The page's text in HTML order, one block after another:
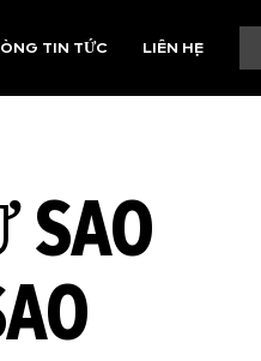
TIN TỨC LIÊN HỆ
SAO